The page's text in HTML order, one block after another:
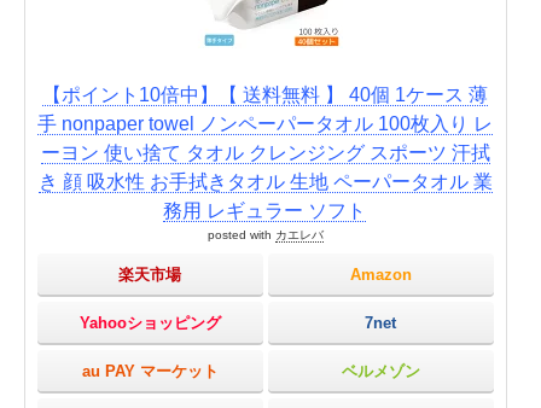
【ポイント10倍中】【 送料無料 】 40個 1ケース 薄
手 nonpaper towel ノンペーパータオル 100枚入り レ
ーヨン 使い捨て タオル クレンジング スポーツ 汗拭
き 顔 吸水性 お手拭きタオル 生地 ペーパータオル 業
務用 レギュラー ソフト
posted with カエレバ
楽天市場 Amazon
Yahooショッピング 7net
au PAY マーケット ベルメゾン